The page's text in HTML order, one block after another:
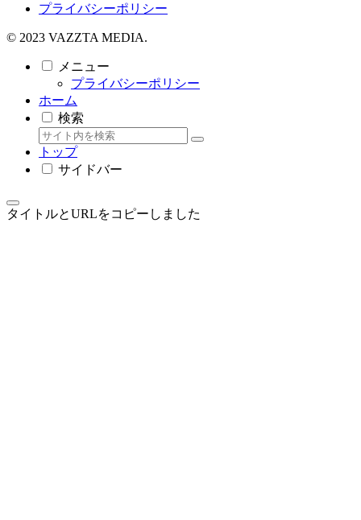
プライバシーポリシー
© 2023 VAZZTA MEDIA.
メニュー
プライバシーポリシー
ホーム
検索
トップ
サイドバー
タイトルとURLをコピーしました